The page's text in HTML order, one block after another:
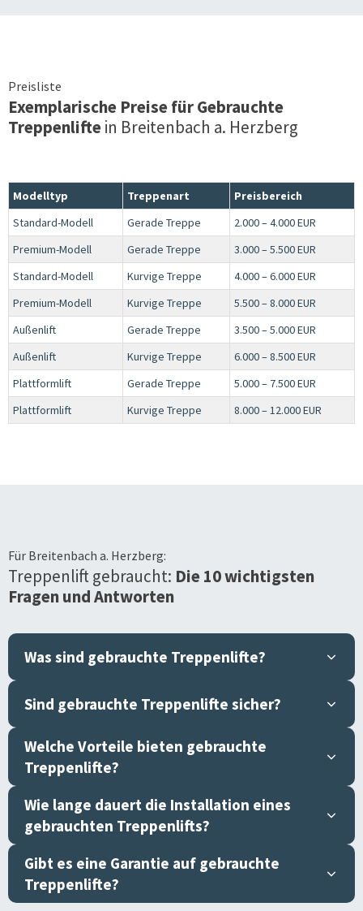
Preisliste
Exemplarische Preise für Gebrauchte
Treppenliftein Breitenbach a. Herzberg
Modelltyp Treppenart
Preisbereich
Standard-Modell
Gerade Treppe
2.000 – 4.000 EUR
Premium-Modell
Gerade Treppe
3.000 – 5.500 EUR
Standard-Modell
Kurvige Treppe
4.000 – 6.000 EUR
Premium-Modell
Kurvige Treppe
5.500 – 8.000 EUR
Außenlift
Gerade Treppe
3.500 – 5.000 EUR
Außenlift
Kurvige Treppe
6.000 – 8.500 EUR
Plattformlift
Gerade Treppe
5.000 – 7.500 EUR
Plattformlift
Kurvige Treppe 8.000 – 12.000 EUR
Für Breitenbach a. Herzberg:
Treppenlift gebraucht: Die 10 wichtigsten
Fragen und Antworten
Was sind gebrauchte Treppenlifte?
Sind gebrauchte Treppenlifte sicher?
Welche Vorteile bieten gebrauchte
Treppenlifte?
Wie lange dauert die Installation eines
gebrauchten Treppenlifts?
Gibt es eine Garantie auf gebrauchte
Treppenlifte?